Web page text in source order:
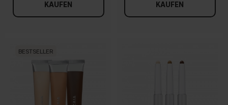
KAUFEN KAUFEN
BESTSELLER